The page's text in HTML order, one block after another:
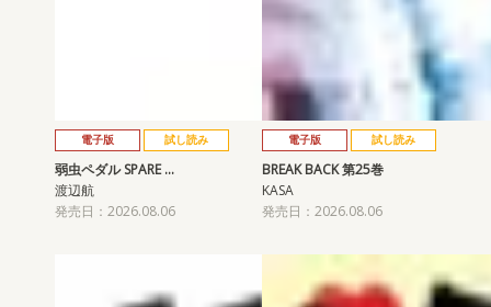
電子版 試し読み
弱虫ペダル SPARE …
渡辺航
発売日：2026.08.06
電子版 試し読み
BREAK BACK 第25巻
KASA
発売日：2026.08.06